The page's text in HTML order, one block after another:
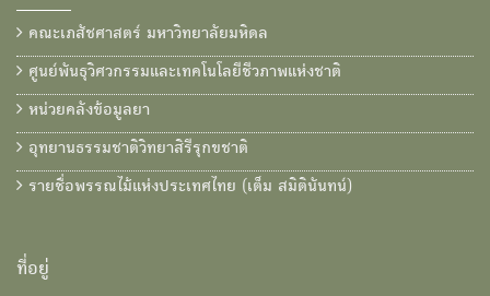
คณะเภสัชศาสตร์ มหาวิทยาลัยมหิดล
ศูนย์พันธุวิศวกรรมและเทคโนโลยีชีวภาพแห่งชาติ
หน่วยคลังข้อมูลยา
อุทยานธรรมชาติวิทยาสิรีรุกขชาติ
รายชื่อพรรณไม้แห่งประเทศไทย (เต็ม สมิตินันทน์)
ที่อยู่